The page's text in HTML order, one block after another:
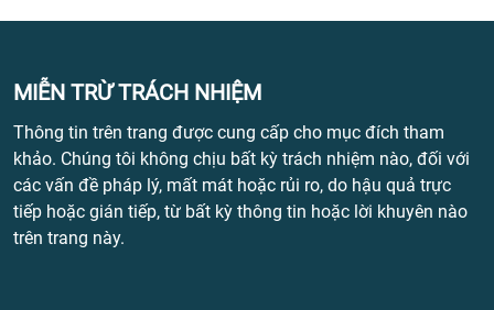
MIỄN TRỪ TRÁCH NHIỆM
Thông tin trên trang được cung cấp cho mục đích tham
khảo. Chúng tôi không chịu bất kỳ trách nhiệm nào, đối với
các vấn đề pháp lý, mất mát hoặc rủi ro, do hậu quả trực
tiếp hoặc gián tiếp, từ bất kỳ thông tin hoặc lời khuyên nào
trên trang này.